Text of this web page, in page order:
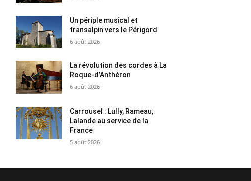
Un périple musical et
transalpin vers le Périgord
6 août 2026
La révolution des cordes à La
Roque-d’Anthéron
6 août 2026
Carrousel : Lully, Rameau,
Lalande au service de la
France
5 août 2026